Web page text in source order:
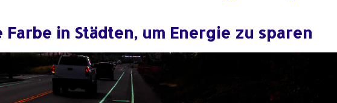
in Städten, um Energie zu sparen